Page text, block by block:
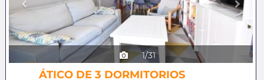
1/31
ÁTICO DE 3 DORMITORIOS